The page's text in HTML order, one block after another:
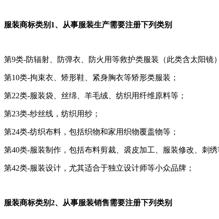
服装商标类别1、从事服装生产需要注册下列类别
第9类-防辐射、防弹衣、防火用等救护类服装（此类含太阳镜
第10类-拘束衣、矫形鞋、紧身胸衣等矫形类服装；
第22类-服装袋、丝绵、羊毛绒、纺织用纤维原料等；
第23类-纱丝线，纺织用纱；
第24类-纺织布料，包括织物和家用织物覆盖物等；
第40类-服装制作，包括布料剪裁、裘皮加工、服装修改、刺绣
第42类-服装设计，尤其适合于独立设计师等小众品牌；
服装商标类别2、从事服装销售需要注册下列类别